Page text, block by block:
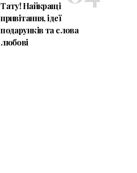
Тату! Найкращі
привітання, ідеї
подарунків та слова
любові